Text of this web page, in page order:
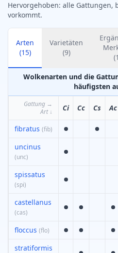
Hervorgehoben: alle Gattungen,
vorkommt.
Arten
(15)
Varietäten
(9)
(
Wolkenarten und die
häufigsten
Gattung →
Art↓ Ci Cc Cs Ac
fibratus (fib)
uncinus
(unc)
spissatus
(spi)
castellanus
(cas)
floccus (flo)
stratiformis